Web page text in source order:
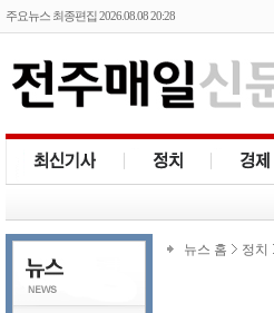
주요뉴스 최종편집 2026.08.08 20:28
뉴스 홈 정치